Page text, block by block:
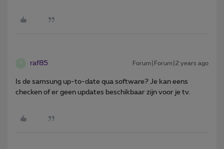
raf85 Forum|Forum|2 years ago
Is de samsung up-to-date qua software? Je kan eens
checken of er geen updates beschikbaar zijn voor je tv.